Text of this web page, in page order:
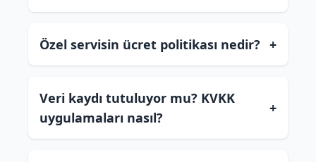
Özel servisin ücret politikası nedir? +
Veri kaydı tutuluyor mu? KVKK
uygulamaları nasıl?
+